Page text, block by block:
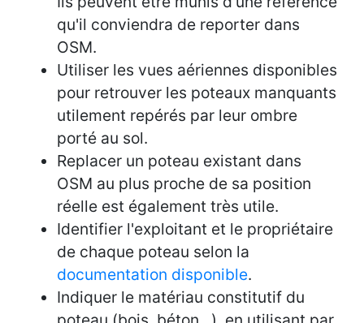
qu'il conviendra de reporter dans
OSM.
Utiliser les vues aériennes disponibles
pour retrouver les poteaux manquants
utilement repérés par leur ombre
porté au sol.
Replacer un poteau existant dans
OSM au plus proche de sa position
réelle est également très utile.
Identifier l'exploitant et le propriétaire
de chaque poteau selon la
documentation disponible.
Indiquer le matériau constitutif du